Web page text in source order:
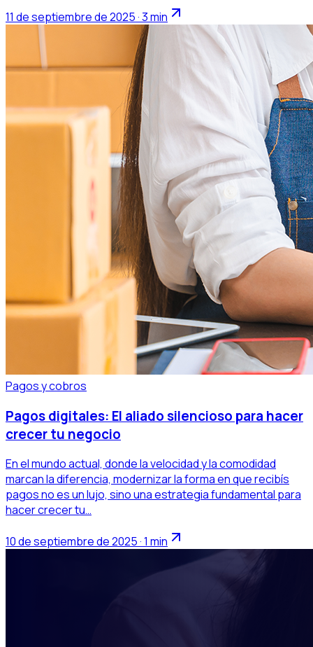
11 de septiembre de 2025 · 3 min
Pagos y cobros
Pagos digitales: El aliado silencioso para hacer
crecer tu negocio
En el mundo actual, donde la velocidad y la comodidad
marcan la diferencia, modernizar la forma en que recibís
pagos no es un lujo, sino una estrategia fundamental para
hacer crecer tu…
10 de septiembre de 2025 · 1 min